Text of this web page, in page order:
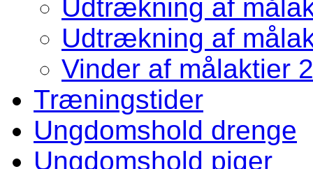
Udtrækning af
Udtrækning af
Vinder af målaktier
Træningstider
Ungdomshold drenge
Ungdomshold piger